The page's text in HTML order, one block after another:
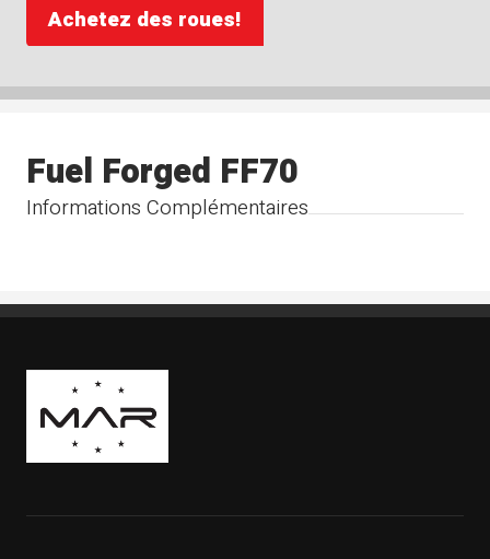
Achetez des roues!
Informations Complémentaires
Fuel Forged FF70
Boutique Mags à Rabais